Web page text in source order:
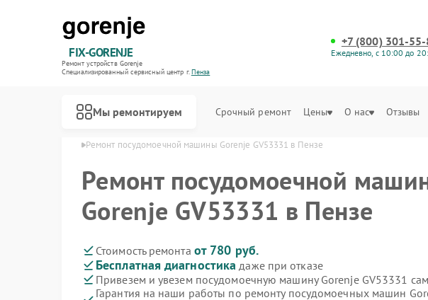
FIX-GORENJE
Ремонт устройств Gorenje
Специализированный cервисный центр г.Пенза
+7 (800) 301-
Ежедневно, с 10:00 до
Мы ремонтируем Срочный ремонт Цены О нас Отзывы
Ремонт посудомоечной машины Gorenje GV53331 в Пензе
Ремонт посудомоечной
Gorenje GV53331 в Пензе
Стоимость ремонта от 780 руб.
Бесплатная диагностика даже при отказе
Привезем и увезем посудомоечную машину Gorenje GV53331
Гарантия на наши работы по ремонту посудомоечных машин